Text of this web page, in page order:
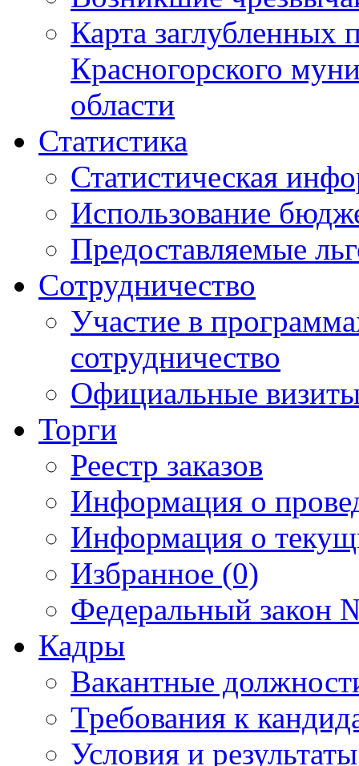
Карта
Красногорского
области
Статистика
Статистическая
Использование
Предоставляемые
Сотрудничество
Участие в
сотрудничество
Официальные
Торги
Реестр заказов
Информация о
Информация о
Избранное (0)
Федеральный закон
Кадры
Вакантные
Требования к
Условия и